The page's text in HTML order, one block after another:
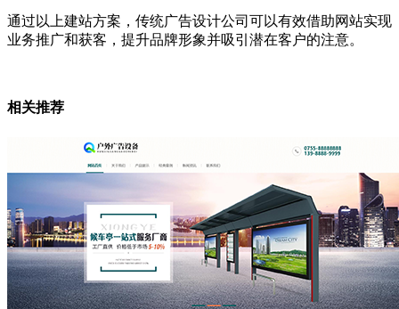
通过以上建站方案，传统广告设计公司可以有效借助网站实现
业务推广和获客，提升品牌形象并吸引潜在客户的注意。
相关推荐